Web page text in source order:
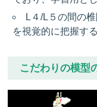
L４/L５の間の
を視覚的に把握す
こだわりの模型